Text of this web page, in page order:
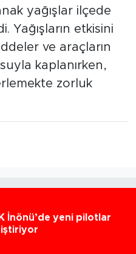
yağışlar ilçede
Yağışların etkisini
ve araçların
kaplanırken,
zorluk
İnönü’de yeni pilotlar